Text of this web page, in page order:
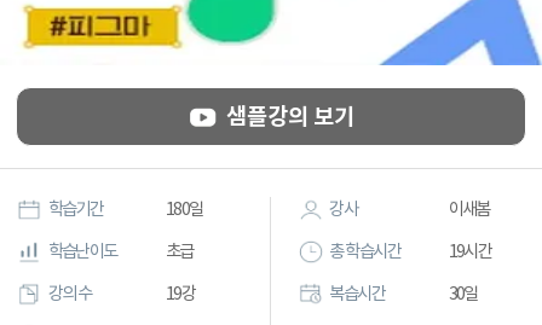
샘플강의 보기
학습기간 180일
학습난이도 초급
강의 수 19강
강사 이새봄
총 학습시간 19시간
복습시간 30일